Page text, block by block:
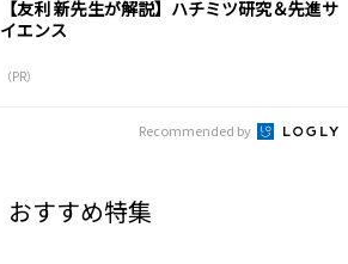
【友利 新先生が解説】ハチミツ研究＆先進サ
イエンス
（PR）
Recommended by
おすすめ特集